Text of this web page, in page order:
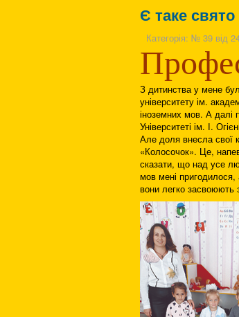
Є таке свято
Категорія: № 39 від
З дитинства у мене
університету ім.
іноземних мов. А далі
Університеті ім. І.
Але доля внесла свої
«Колосочок». Це,
сказати, що над усе
мов мені пригодилося,
вони легко засвоюють